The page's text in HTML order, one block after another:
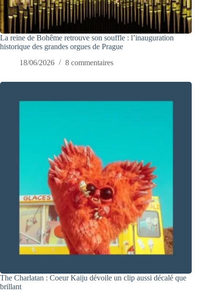
La reine de Bohême retrouve son souffle : l’inauguration
historique des grandes orgues de Prague
18/06/2026
8 commentaires
The Charlatan : Coeur Kaiju dévoile un clip aussi décalé que
brillant